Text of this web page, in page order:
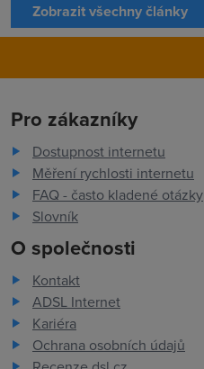
Zobrazit všechny články
Pro zákazníky
Dostupnost internetu
Měření rychlosti internetu
FAQ - často kladené otázky
Slovník
O společnosti
Kontakt
ADSL Internet
Kariéra
Ochrana osobních údajů